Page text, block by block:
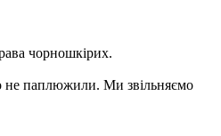
чорношкірих.
не паплюжили. Ми звільняємо